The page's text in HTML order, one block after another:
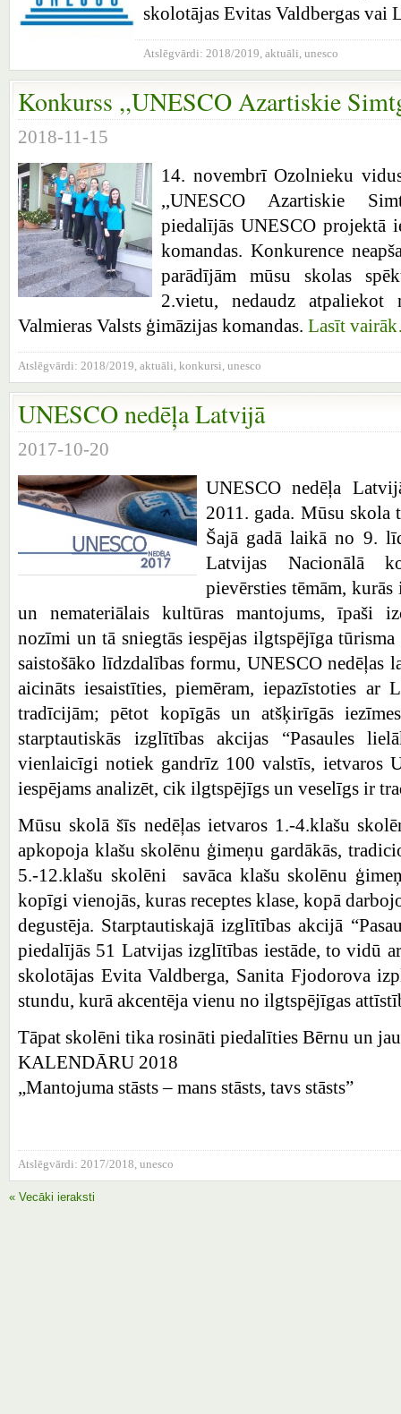
skolotājas Evitas Valdbergas vai
Atslēgvārdi: 2018/2019 aktuāli unesco
Konkurss ,,UNESCO Azartiskie
2018-11-15
14. novembrī Ozolnieku
,,UNESCO Azartiskie
piedalījās UNESCO projektā
komandas. Konkurence
parādījām mūsu skolas
2.vietu, nedaudz
Valmieras Valsts ģimāzijas komandas. Lasīt
Atslēgvārdi: 2018/2019 aktuāli konkursi unesco
UNESCO nedēļa Latvijā
2017-10-20
UNESCO nedēļa
2011. gada. Mūsu skola
Šajā gadā laikā no 9.
Latvijas Nacionālā
pievērsties tēmām, kurās
un nemateriālais kultūras mantojums, īpaši
nozīmi un tā sniegtās iespējas ilgtspējīga
saistošāko līdzdalības formu, UNESCO nedēļas
aicināts iesaistīties, piemēram, iepazīstoties ar
tradīcijām; pētot kopīgās un atšķirīgās
starptautiskās izglītības akcijas “Pasaules
vienlaicīgi notiek gandrīz 100 valstīs, ietvaros
iespējams analizēt, cik ilgtspējīgs un veselīgs ir
Mūsu skolā šīs nedēļas ietvaros 1.-4.klašu
apkopoja klašu skolēnu ģimeņu gardākās,
5.-12.klašu skolēni savāca klašu skolēnu
kopīgi vienojās, kuras receptes klase, kopā
degustēja. Starptautiskajā izglītības akcijā
piedalījās 51 Latvijas izglītības iestāde, to vidū
skolotājas Evita Valdberga, Sanita Fjodorova
stundu, kurā akcentēja vienu no ilgtspējīgas
Tāpat skolēni tika rosināti piedalīties Bērnu un
KALENDĀRU 2018
„Mantojuma stāsts – mans stāsts, tavs stāsts”
Atslēgvārdi: 2017/2018 unesco
« Vecāki ieraksti